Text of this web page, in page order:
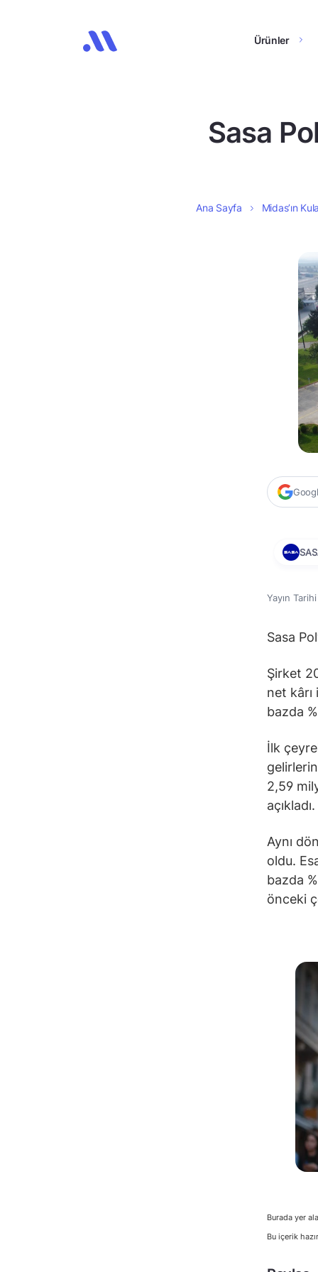
Ürünler
Sasa
Ana Sayfa Midas’ın
Yayın
Sasa
Şirket
net kârı
bazda
İlk
2,59
Aynı
oldu.
bazda
önceki
Burada yer
Bu içerik